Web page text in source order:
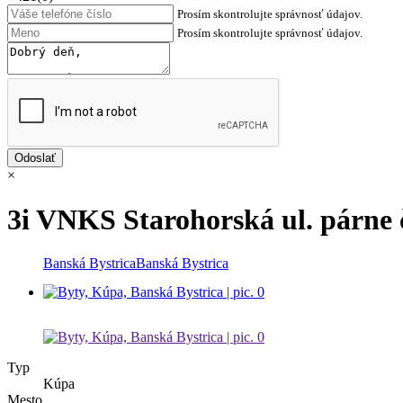
Prosím skontrolujte správnosť údajov.
Prosím skontrolujte správnosť údajov.
×
3i VNKS Starohorská ul. párne
Banská BystricaBanská Bystrica
Typ
Kúpa
Mesto